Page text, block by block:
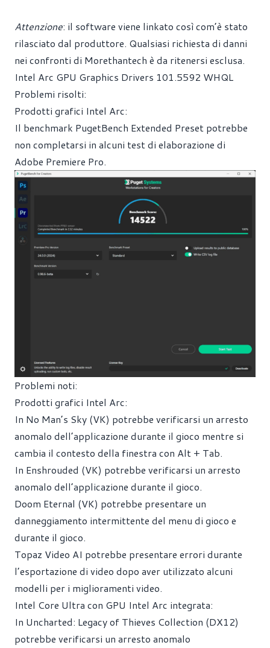
Attenzione: il software viene linkato così com’è stato
rilasciato dal produttore. Qualsiasi richiesta di danni
nei confronti di Morethantech è da ritenersi esclusa.
Intel Arc GPU Graphics Drivers 101.5592 WHQL
Problemi risolti:
Prodotti grafici Intel Arc:
Il benchmark PugetBench Extended Preset potrebbe
non completarsi in alcuni test di elaborazione di
Adobe Premiere Pro.
Problemi noti:
Prodotti grafici Intel Arc:
In No Man’s Sky (VK) potrebbe verificarsi un arresto
anomalo dell’applicazione durante il gioco mentre si
cambia il contesto della finestra con Alt + Tab.
In Enshrouded (VK) potrebbe verificarsi un arresto
anomalo dell’applicazione durante il gioco.
Doom Eternal (VK) potrebbe presentare un
danneggiamento intermittente del menu di gioco e
durante il gioco.
Topaz Video AI potrebbe presentare errori durante
l’esportazione di video dopo aver utilizzato alcuni
modelli per i miglioramenti video.
Intel Core Ultra con GPU Intel Arc integrata:
In Uncharted: Legacy of Thieves Collection (DX12)
potrebbe verificarsi un arresto anomalo